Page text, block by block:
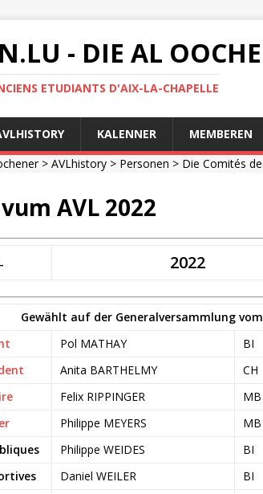
- DIE AL
ETUDIANTS D'AIX-LA-CHAPELLE
KALENNER MEMBEREN
> AVLhistory > Personen > Die Comités
AVL 2022
2022
Gewählt auf der Generalversammlung vom
Pol MATHAY
BI
Anita BARTHELMY
CH
Felix RIPPINGER
MB
Philippe MEYERS
MB
Philippe WEIDES
BI
Daniel WEILER
BI